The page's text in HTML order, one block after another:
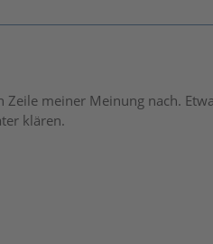
meiner Meinung nach.
klären.